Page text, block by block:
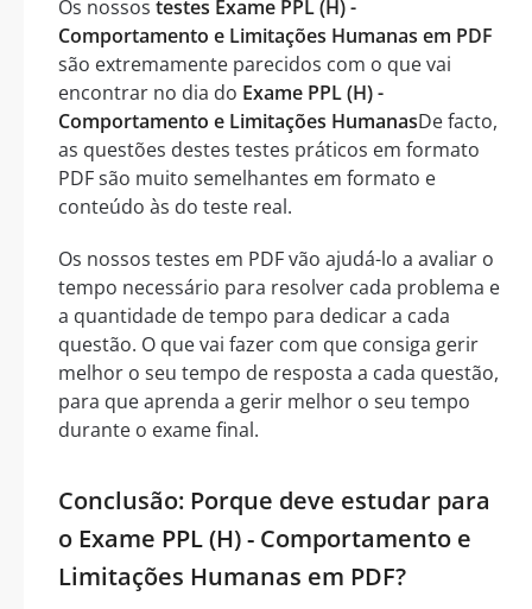
Os nossos testes Exame PPL (H) -
Comportamento e Limitações Humanas em PDF
são extremamente parecidos com o que vai
encontrar no dia do Exame PPL (H) -
Comportamento e Limitações HumanasDe facto,
as questões destes testes práticos em formato
PDF são muito semelhantes em formato e
conteúdo às do teste real.
Os nossos testes em PDF vão ajudá-lo a avaliar o
tempo necessário para resolver cada problema e
a quantidade de tempo para dedicar a cada
questão. O que vai fazer com que consiga gerir
melhor o seu tempo de resposta a cada questão,
para que aprenda a gerir melhor o seu tempo
durante o exame final.
Conclusão: Porque deve estudar para
o Exame PPL (H) - Comportamento e
Limitações Humanas em PDF?